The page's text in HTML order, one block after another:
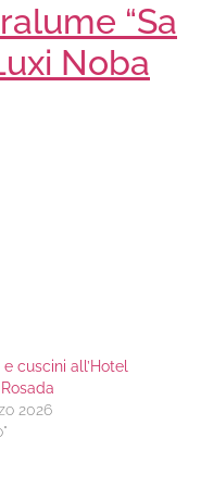
“Sa
Noba
e cuscini all’Hotel
2026